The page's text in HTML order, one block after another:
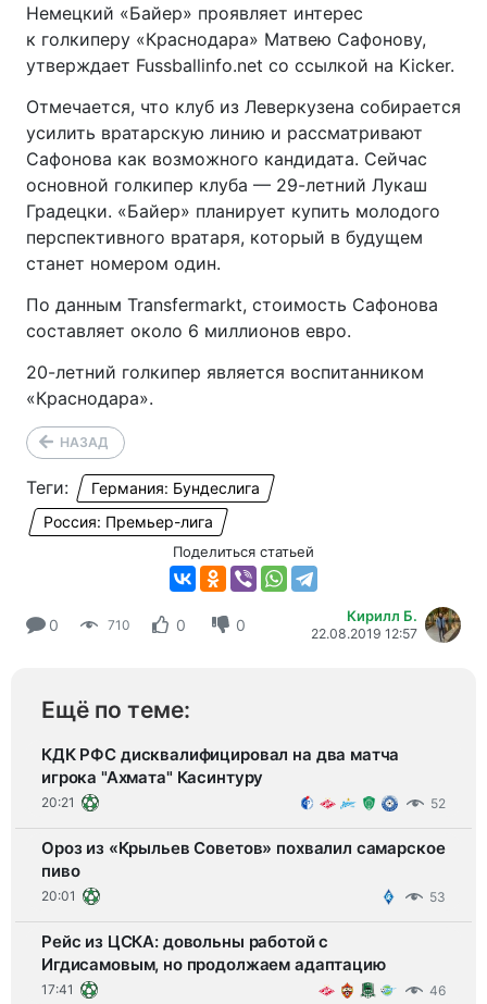
Немецкий «Байер» проявляет интерес
к голкиперу «Краснодара» Матвею Сафонову,
утверждает Fussballinfo.net со ссылкой на Kicker.
Отмечается, что клуб из Леверкузена собирается
усилить вратарскую линию и рассматривают
Сафонова как возможного кандидата. Сейчас
основной голкипер клуба — 29-летний Лукаш
Градецки. «Байер» планирует купить молодого
перспективного вратаря, который в будущем
станет номером один.
По данным Transfermarkt, стоимость Сафонова
составляет около 6 миллионов евро.
20-летний голкипер является воспитанником
«Краснодара».
НАЗАД
Теги:
Германия: Бундеслига
Россия: Премьер-лига
Поделиться статьей
0 710 0 0 Кирилл Б.
22.08.2019 12:57
Ещё по теме:
КДК РФС дисквалифицировал на два матча
игрока "Ахмата" Касинтуру
20:21 52
Ороз из «Крыльев Советов» похвалил самарское
пиво
20:01 53
Рейс из ЦСКА: довольны работой с
Игдисамовым, но продолжаем адаптацию
17:41 46